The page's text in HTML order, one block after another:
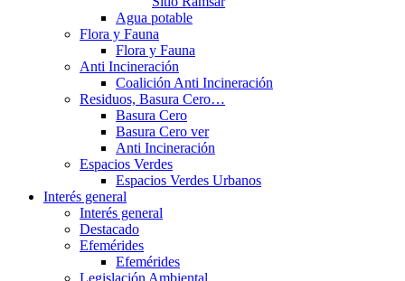
Agua potable
Flora y Fauna
Flora y Fauna
Anti Incineración
Coalición Anti Incineración
Residuos, Basura Cero…
Basura Cero
Basura Cero ver
Anti Incineración
Espacios Verdes
Espacios Verdes Urbanos
Interés general
Interés general
Destacado
Efemérides
Efemérides
Legislación Ambiental